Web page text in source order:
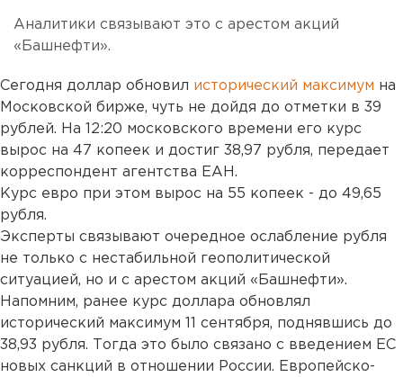
Аналитики связывают это с арестом акций
«Башнефти».
Сегодня доллар обновил исторический максимум на
Московской бирже, чуть не дойдя до отметки в 39
рублей. На 12:20 московского времени его курс
вырос на 47 копеек и достиг 38,97 рубля, передает
корреспондент агентства ЕАН.
Курс евро при этом вырос на 55 копеек - до 49,65
рубля.
Эксперты связывают очередное ослабление рубля
не только с нестабильной геополитической
ситуацией, но и с арестом акций «Башнефти».
Напомним, ранее курс доллара обновлял
исторический максимум 11 сентября, поднявшись до
38,93 рубля. Тогда это было связано с введением ЕС
новых санкций в отношении России. Европейско-